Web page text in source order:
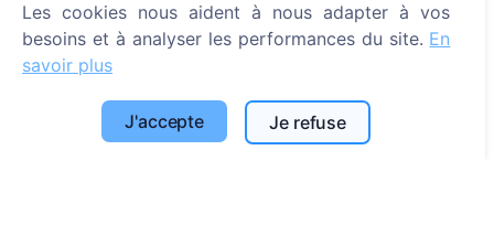
Contacts
UAB "Kapinių valdymo sprendimai", 304241197
+370 612 08926 (I-V 8:00 - 16:45)
info@cemety.lt
Les cookies nous aident à nous adapter à vos
besoins et à analyser les performances du site. En
savoir plus
J'accepte Je refuse